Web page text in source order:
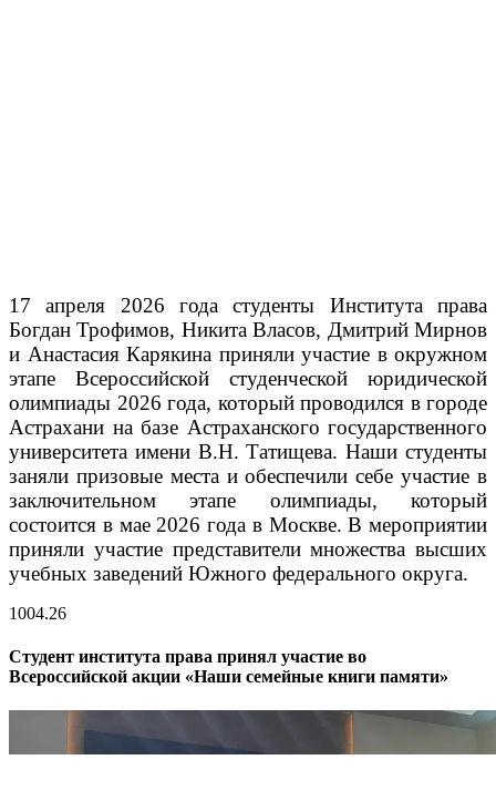
17 апреля 2026 года студенты Института права
Богдан Трофимов, Никита Власов, Дмитрий Мирнов
и Анастасия Карякина приняли участие в окружном
этапе Всероссийской студенческой юридической
олимпиады 2026 года, который проводился в городе
Астрахани на базе Астраханского государственного
университета имени В.Н. Татищева.Наши студенты
заняли призовые места и обеспечили себе участие в
заключительном этапе олимпиады, который
состоится в мае 2026 года в Москве. В мероприятии
приняли участие представители множества высших
учебных заведений Южного федерального округа.
1004.26
Студент института права принял участие во
Всероссийской акции «Наши семейные книги памяти»